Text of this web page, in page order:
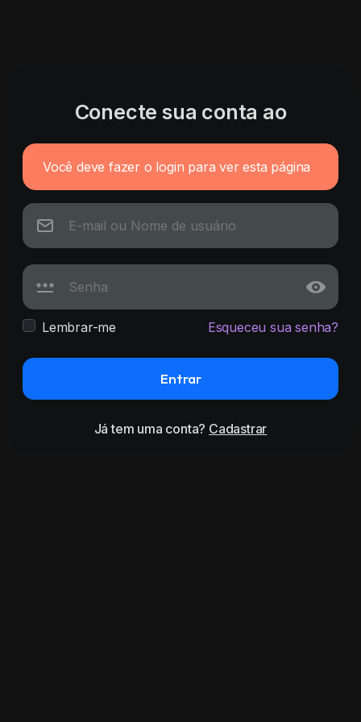
Conecte sua conta ao
Você deve fazer o login para ver esta página
Lembrar-me Esqueceu sua senha?
Entrar
Já tem uma conta? Cadastrar